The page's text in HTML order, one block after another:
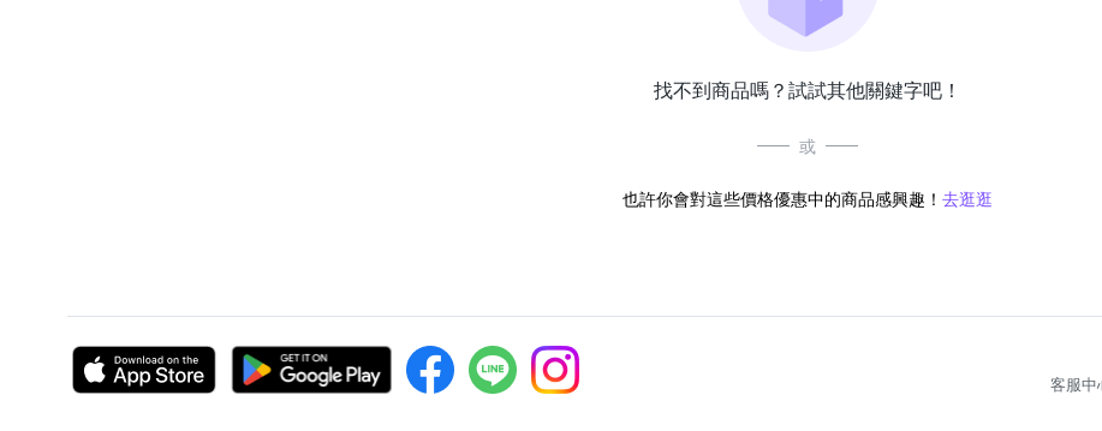
找不到商品嗎？試試其他關鍵字吧！
或
也許你會對這些價格優惠中的商品感興趣！ 去逛逛
客服中